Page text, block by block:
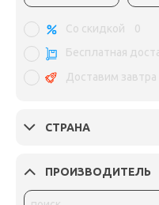
Со скидкой
0
Бесплатная
Доставим завтра
СТРАНА
ПРОИЗВОДИТЕЛЬ